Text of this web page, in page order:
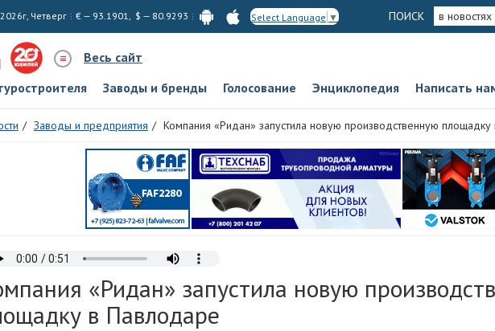
Четверг € — 93.1901, $ — 80.9293 Select Language ▼ ПОИСК в новостях
Весь сайт
Заводы и бренды Голосование Энциклопедия Написать
Заводы и предприятия Компания «Ридан» запустила новую производственную
«Ридан» запустила новую
в Павлодаре